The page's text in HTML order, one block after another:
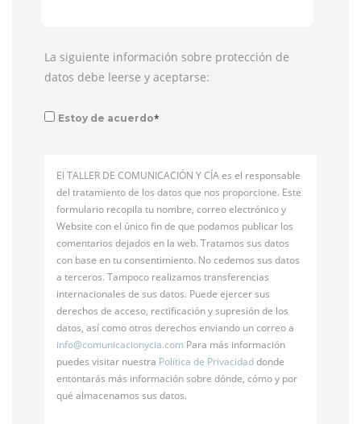
La siguiente información sobre protección de
datos debe leerse y aceptarse:
Estoy de acuerdo*
El TALLER DE COMUNICACIÓN Y CÍA es el responsable
del tratamiento de los datos que nos proporcione. Este
formulario recopila tu nombre, correo electrónico y
Website con el único fin de que podamos publicar los
comentarios dejados en la web. Tratamos sus datos
con base en tu consentimiento. No cedemos sus datos
a terceros. Tampoco realizamos transferencias
internacionales de sus datos. Puede ejercer sus
derechos de acceso, rectificación y supresión de los
datos, así como otros derechos enviando un correo a
info@comunicacionycia.com Para más información
puedes visitar nuestra Política de Privacidaddonde
entontarás más información sobre dónde, cómo y por
qué almacenamos sus datos.